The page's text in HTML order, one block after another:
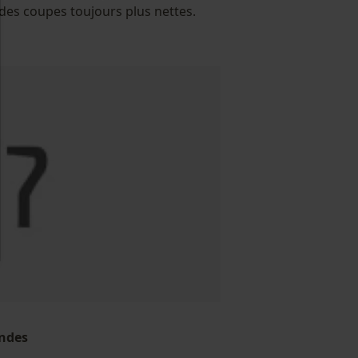
coupes toujours plus nettes.